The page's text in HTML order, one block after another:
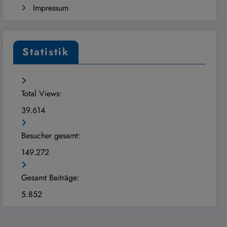
Impressum
Statistik
Total Views:
39.614
Besucher gesamt:
149.272
Gesamt Beiträge:
5.852